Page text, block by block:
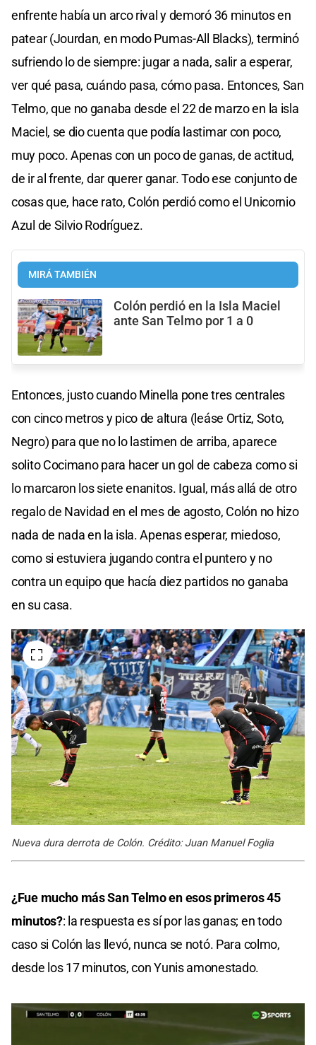
enfrente había un arco rival y demoró 36 minutos en
patear (Jourdan, en modo Pumas-All Blacks), terminó
sufriendo lo de siempre: jugar a nada, salir a esperar,
ver qué pasa, cuándo pasa, cómo pasa. Entonces, San
Telmo, que no ganaba desde el 22 de marzo en la isla
Maciel, se dio cuenta que podía lastimar con poco,
muy poco. Apenas con un poco de ganas, de actitud,
de ir al frente, dar querer ganar. Todo ese conjunto de
cosas que, hace rato, Colón perdió como el Unicornio
Azul de Silvio Rodríguez.
MIRÁ TAMBIÉN
Colón perdió en la Isla Maciel
ante San Telmo por 1 a 0
Entonces, justo cuando Minella pone tres centrales
con cinco metros y pico de altura (leáse Ortiz, Soto,
Negro) para que no lo lastimen de arriba, aparece
solito Cocimano para hacer un gol de cabeza como si
lo marcaron los siete enanitos. Igual, más allá de otro
regalo de Navidad en el mes de agosto, Colón no hizo
nada de nada en la isla. Apenas esperar, miedoso,
como si estuviera jugando contra el puntero y no
contra un equipo que hacía diez partidos no ganaba
en su casa.
Nueva dura derrota de Colón. Crédito: Juan Manuel Foglia
¿Fue mucho más San Telmo en esos primeros 45
minutos?: la respuesta es sí por las ganas; en todo
caso si Colón las llevó, nunca se notó. Para colmo,
desde los 17 minutos, con Yunis amonestado.